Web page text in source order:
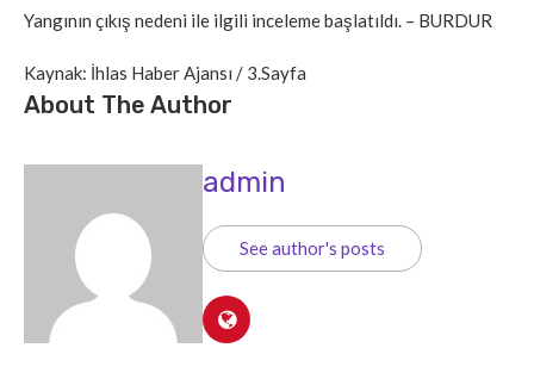
Yangının çıkış nedeni ile ilgili inceleme başlatıldı. – BURDUR
Kaynak: İhlas Haber Ajansı / 3.Sayfa
About The Author
admin
See author's posts